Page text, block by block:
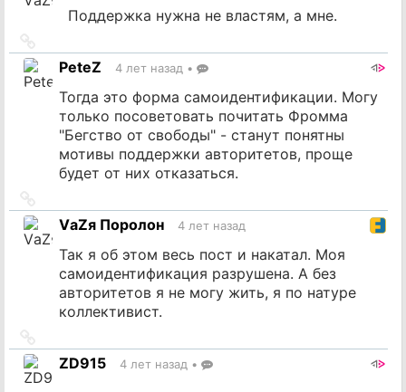
Поддержка нужна не властям, а мне.
на
источник
PeteZ 4 лет назад •
Тогда это форма самоидентификации. Могу
только посоветовать почитать Фромма
"Бегство от свободы" - станут понятны
мотивы поддержки авторитетов, проще
будет от них отказаться.
на
источник
VаZя Поролон 4 лет назад
Так я об этом весь пост и накатал. Моя
самоидентификация разрушена. А без
авторитетов я не могу жить, я по натуре
коллективист.
на
источник
ZD915 4 лет назад •